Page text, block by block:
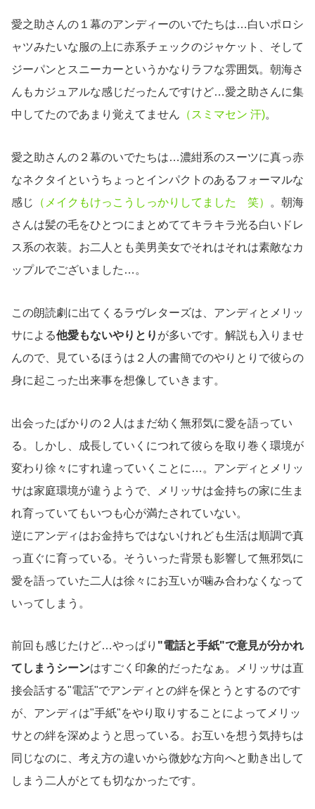
愛之助さんの１幕のアンディーのいでたちは…白いポロシ
ャツみたいな服の上に赤系チェックのジャケット、そして
ジーパンとスニーカーというかなりラフな雰囲気。朝海さ
んもカジュアルな感じだったんですけど…愛之助さんに集
中してたのであまり覚えてません （スミマセン 汗)。
愛之助さんの２幕のいでたちは…濃紺系のスーツに真っ赤
なネクタイというちょっとインパクトのあるフォーマルな
感じ
（メイクもけっこうしっかりしてました 笑）
。朝海
さんは髪の毛をひとつにまとめててキラキラ光る白いドレ
ス系の衣装。お二人とも美男美女でそれはそれは素敵なカ
ップルでございました…。
この朗読劇に出てくるラヴレターズは、アンディとメリッ
サによる他愛もないやりとり が多いです。解説も入りませ
んので、見ているほうは２人の書簡でのやりとりで彼らの
身に起こった出来事を想像していきます。
出会ったばかりの２人はまだ幼く無邪気に愛を語ってい
る。しかし、成長していくにつれて彼らを取り巻く環境が
変わり徐々にすれ違っていくことに…。アンディとメリッ
サは家庭環境が違うようで、メリッサは金持ちの家に生ま
れ育っていてもいつも心が満たされていない。
逆にアンディはお金持ちではないけれども生活は順調で真
っ直ぐに育っている。そういった背景も影響して無邪気に
愛を語っていた二人は徐々にお互いが噛み合わなくなって
いってしまう。
前回も感じたけど…やっぱり "電話と手紙"で意見が分かれ
てしまうシーンはすごく印象的だったなぁ。メリッサは直
接会話する"電話"でアンディとの絆を保とうとするのです
が、アンディは"手紙"をやり取りすることによってメリッ
サとの絆を深めようと思っている。お互いを想う気持ちは
同じなのに、考え方の違いから微妙な方向へと動き出して
しまう二人がとても切なかったです。